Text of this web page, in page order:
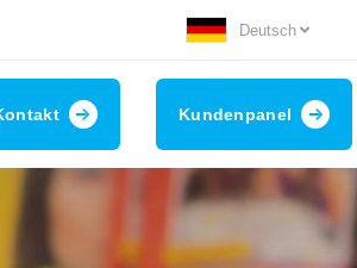
Deutsch
Kundenpanel